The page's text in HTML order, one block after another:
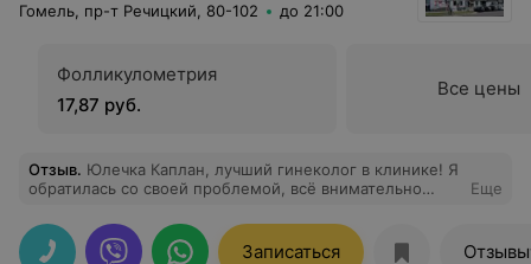
Гомель, пр-т Речицкий, 80-102 до 21:00
Фолликулометрия
17,87 руб.
Все цены
Отзыв. Юлечка Каплан, лучший гинеколог в клинике! Я
обратилась со своей проблемой, всё внимательно
теперь я спокойна!))))))) Очень рекомендую!
Еще
Записаться Отзывы